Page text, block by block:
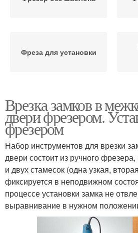
Фреза для установки
Шаблон для фрезера
Врезка замков в
двери фрезером.
фрезером
Набор инструментов для врезки
двери состоит из ручного
и двух стамесок (одна узкая,
фиксируется в неподвижном
процессе установки замка не
выравнивание в нужном